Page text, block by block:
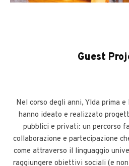
Guest
Nel corso degli anni, Ylda prima e
hanno ideato e realizzato
pubblici e privati: un percorso
collaborazione e partecipazione
come attraverso il linguaggio
raggiungere obiettivi sociali (e